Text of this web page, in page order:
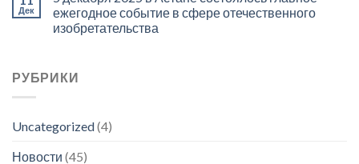
Дек
ежегодное событие в сфере отечественного
изобретательства
РУБРИКИ
Uncategorized(4)
Новости (45)